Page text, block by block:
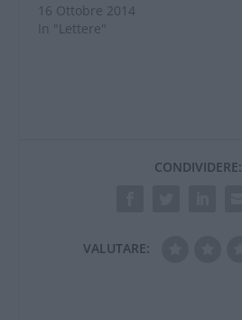
16 Ottobre 2014
In "Lettere"
CONDIVIDERE:
VALUTARE: